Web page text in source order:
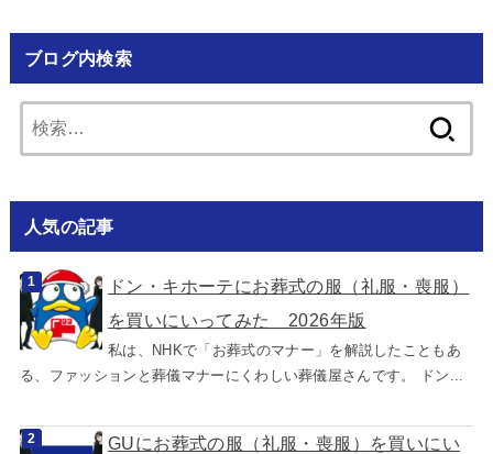
ブログ内検索
索:
人気の記事
ドン・キホーテにお葬式の服（礼服・喪服）
を買いにいってみた 2026年版
私は、NHKで「お葬式のマナー」を解説したこともあ
る、ファッションと葬儀マナーにくわしい葬儀屋さんです。 ドン...
GUにお葬式の服（礼服・喪服）を買いにい